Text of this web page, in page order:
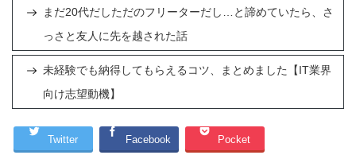
まだ20代だしただのフリーターだし…と諦めていたら、さ
っさと友人に先を越された話
未経験でも納得してもらえるコツ、まとめました【IT業界
向け志望動機】
Twitter Facebook Pocket